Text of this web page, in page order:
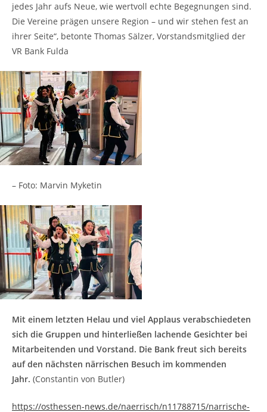
jedes Jahr aufs Neue, wie wertvoll echte Begegnungen sind.
Die Vereine prägen unsere Region – und wir stehen fest an
ihrer Seite“, betonte Thomas Sälzer, Vorstandsmitglied der
VR Bank Fulda
– Foto: Marvin Myketin
Mit einem letzten Helau und viel Applaus verabschiedeten
sich die Gruppen und hinterließen lachende Gesichter bei
Mitarbeitenden und Vorstand. Die Bank freut sich bereits
auf den nächsten närrischen Besuch im kommenden
Jahr. (Constantin von Butler)
https://osthessen-news.de/naerrisch/n11788715/narrische-